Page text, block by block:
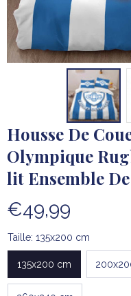
Housse De
Olympique
lit Ensemble
€49,99
Taille: 135x200 cm
135x200 cm